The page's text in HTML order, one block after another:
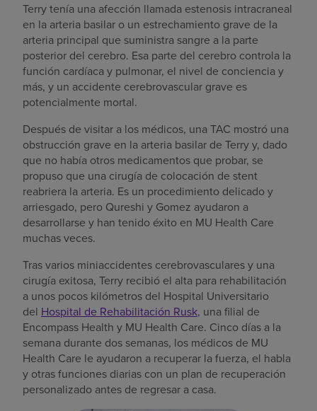
Terry tenía una afección llamada estenosis intracraneal
en la arteria basilar o un estrechamiento grave de la
arteria principal que suministra sangre a la parte
posterior del cerebro. Esa parte del cerebro controla la
función cardíaca y pulmonar, el nivel de conciencia y
más, y un accidente cerebrovascular grave es
potencialmente mortal.
Después de visitar a los médicos, una TAC mostró una
obstrucción grave en la arteria basilar de Terry y, dado
que no había otros medicamentos que probar, se
propuso que una cirugía de colocación de stent
reabriera la arteria. Es un procedimiento delicado y
arriesgado, pero Qureshi y Gomez ayudaron a
desarrollarse y han tenido éxito en MU Health Care
muchas veces.
Tras varios miniaccidentes cerebrovasculares y una
cirugía exitosa, Terry recibió el alta para rehabilitación
a unos pocos kilómetros del Hospital Universitario
del Hospital de Rehabilitación Rusk, una filial de
Encompass Health y MU Health Care. Cinco días a la
semana durante dos semanas, los médicos de MU
Health Care le ayudaron a recuperar la fuerza, el habla
y otras funciones diarias con un plan de recuperación
personalizado antes de regresar a casa.